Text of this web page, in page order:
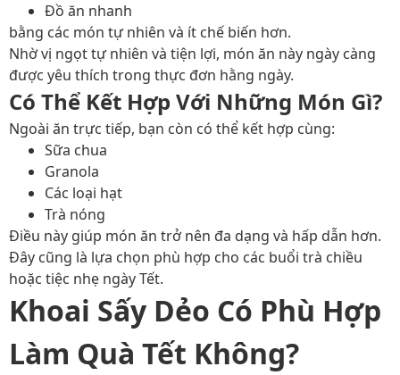
Đồ ăn nhanh
bằng các món tự nhiên và ít chế biến hơn.
Nhờ vị ngọt tự nhiên và tiện lợi, món ăn này ngày càng
được yêu thích trong thực đơn hằng ngày.
Có Thể Kết Hợp Với Những Món Gì?
Ngoài ăn trực tiếp, bạn còn có thể kết hợp cùng:
Sữa chua
Granola
Các loại hạt
Trà nóng
Điều này giúp món ăn trở nên đa dạng và hấp dẫn hơn.
Đây cũng là lựa chọn phù hợp cho các buổi trà chiều
hoặc tiệc nhẹ ngày Tết.
Khoai Sấy Dẻo Có Phù Hợp
Làm Quà Tết Không?